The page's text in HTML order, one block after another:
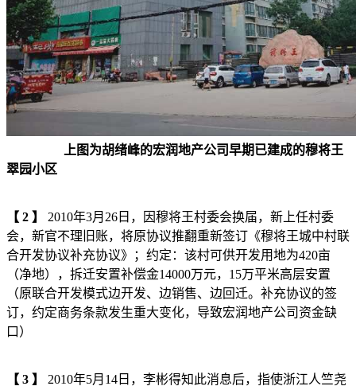
上图为胡绪峰的宏润地产公司早期已建成的穆将王
翠园小区
【 2 】
2010年3月26日，因穆将王村委会换届，新上任村委
会，新官不理旧账，将原协议推翻重新签订《穆将王城中村联
合开发协议补充协议》；约定：该村可供开发用地为420亩
（净地），拆迁安置补偿金14000万元，15万平米高层安置
（原联合开发模式边开发、边销售、边回迁。补充协议的签
订，约定商务条款发生重大变化，导致宏润地产公司资金缺
口）
【 3 】
2010年5月14日，李彬得知此消息后，指使浙江人竺尧